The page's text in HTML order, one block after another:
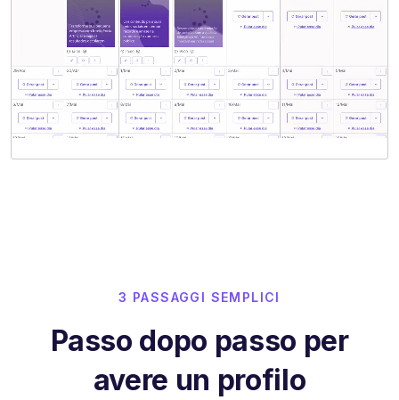
3 PASSAGGI SEMPLICI
Passo dopo passo per
avere un profilo